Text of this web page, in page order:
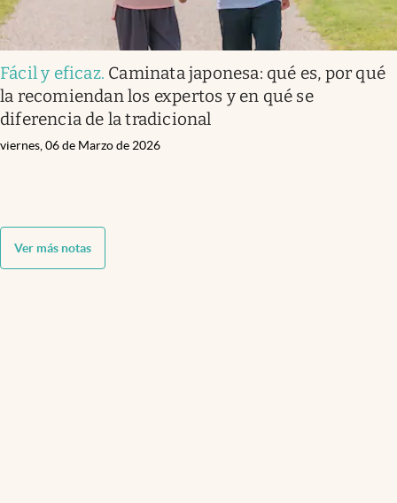
Fácil y eficaz. Caminata japonesa: qué es, por qué
la recomiendan los expertos y en qué se
diferencia de la tradicional
viernes, 06 de Marzo de 2026
Ver más notas